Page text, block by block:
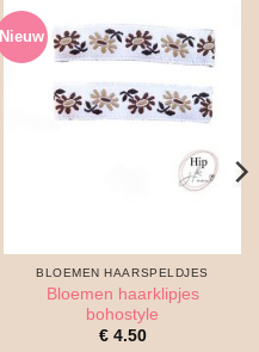
Nieuw
BLOEMEN HAARSPELDJES
Bloemen haarklipjes
bohostyle
€4.50